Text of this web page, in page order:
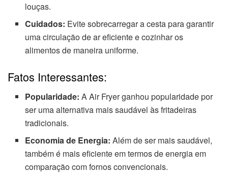
louças.
Cuidados: Evite sobrecarregar a cesta para garantir
uma circulação de ar eficiente e cozinhar os
alimentos de maneira uniforme.
Fatos Interessantes:
Popularidade: A Air Fryer ganhou popularidade por
ser uma alternativa mais saudável às fritadeiras
tradicionais.
Economia de Energia: Além de ser mais saudável,
também é mais eficiente em termos de energia em
comparação com fornos convencionais.